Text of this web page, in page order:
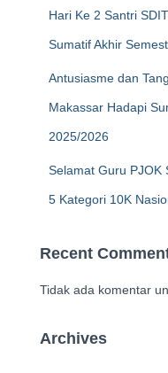
Hari Ke 2 Santri
Sumatif Akhir
Antusiasme dan
Makassar Hadapi
2025/2026
Selamat Guru PJOK
5 Kategori 10K
Recent
Tidak ada komentar
Archives